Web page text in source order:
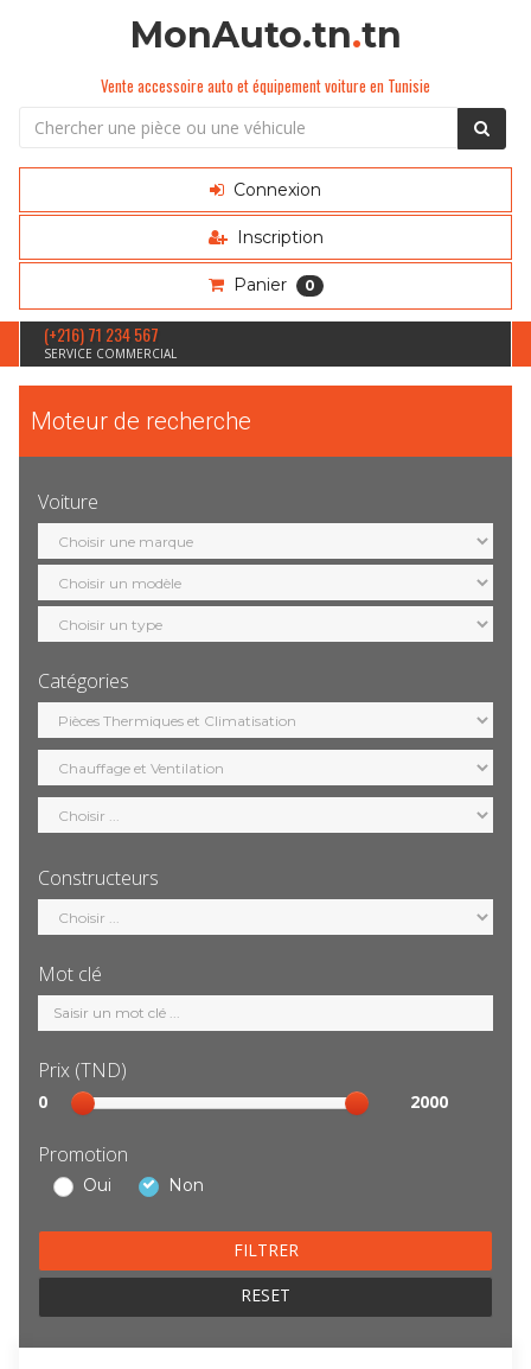
MonAuto.tn.tn
Vente accessoire auto et équipement voiture en Tunisie
Connexion
Inscription
Panier 0
(+216) 71 234 567
SERVICE COMMERCIAL
Moteur de recherche
Voiture
Sélection
marque
Sélection
modèle
Sélection
motorisation
Catégories
Sélection
catégorie
Constructeurs
Sélection
constructeur
Mot clé
Mot
clé
Prix (TND)
Sélection
prix
0 2000
Promotion
Oui Non
RESET